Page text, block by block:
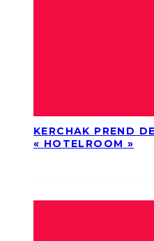
KERCHAK PREND
« HOTELROOM »